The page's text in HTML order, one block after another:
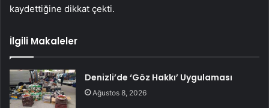
kaydettiğine dikkat çekti.
İlgili Makaleler
Denizli’de ‘Göz Hakkı’ Uygulaması
Ağustos 8, 2026